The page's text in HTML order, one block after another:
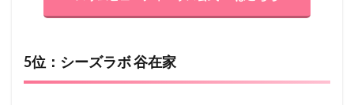
5位：シーズラボ 谷在家